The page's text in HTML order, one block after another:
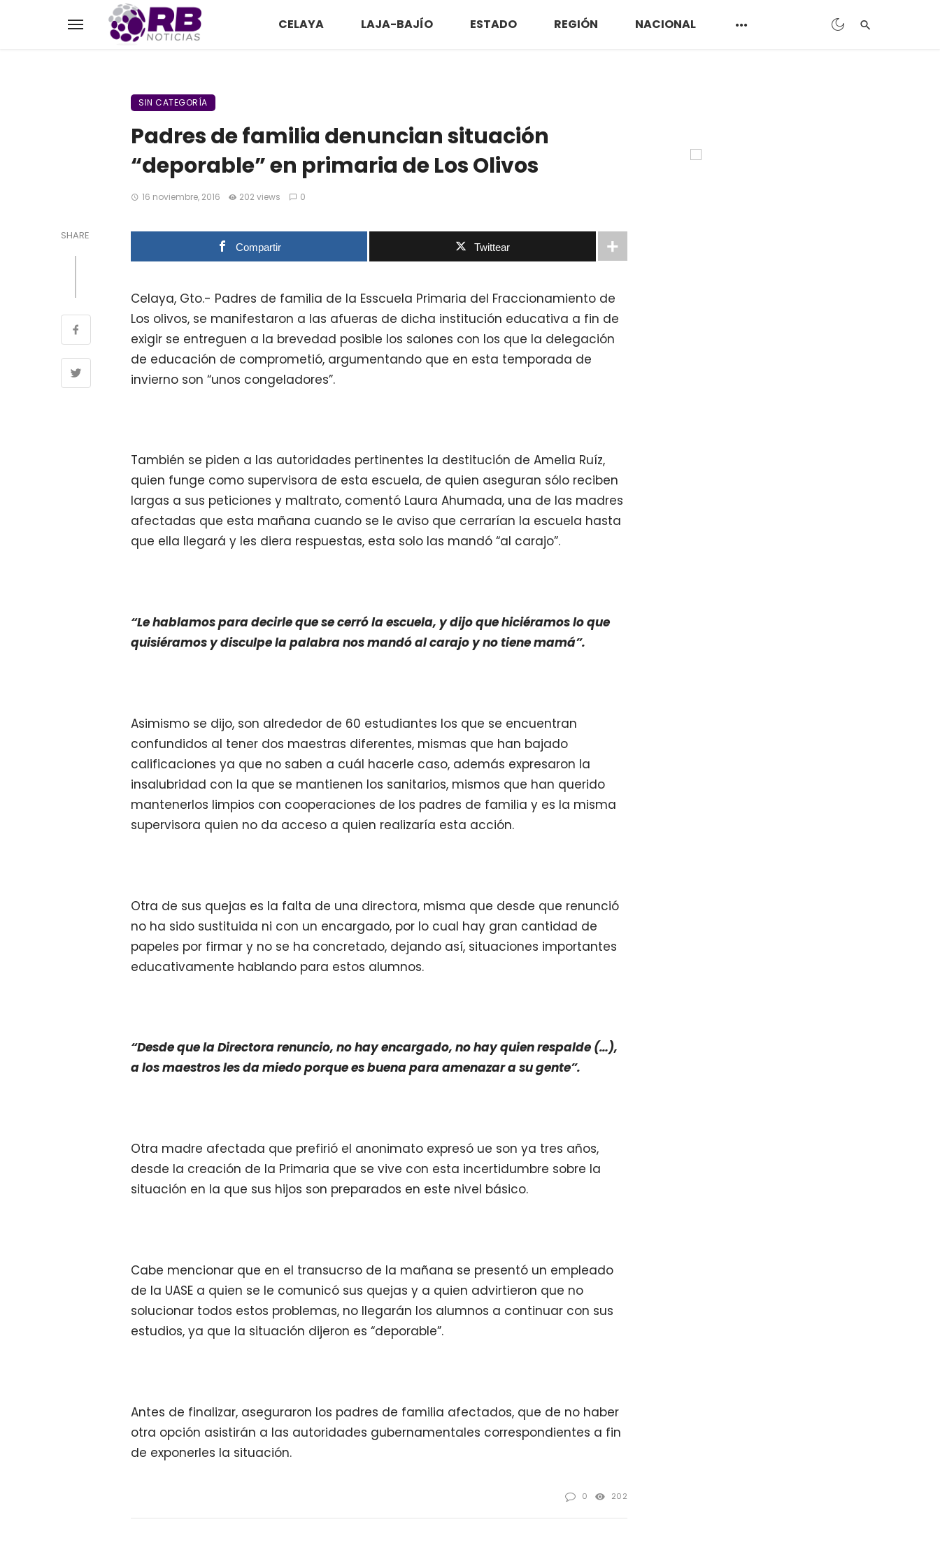
CELAYA LAJA-BAJÍO ESTADO REGIÓN NACIONAL
SIN CATEGORÍA
Padres de familia denuncian situación
“deporable” en primaria de Los Olivos
16 noviembre, 2016 202 views 0
SHARE
Compartir Twittear
Celaya, Gto.- Padres de familia de la Esscuela Primaria del Fraccionamiento de
Los olivos, se manifestaron a las afueras de dicha institución educativa a fin de
exigir se entreguen a la brevedad posible los salones con los que la delegación
de educación de comprometió, argumentando que en esta temporada de
invierno son “unos congeladores”.
También se piden a las autoridades pertinentes la destitución de Amelia Ruíz,
quien funge como supervisora de esta escuela, de quien aseguran sólo reciben
largas a sus peticiones y maltrato, comentó Laura Ahumada, una de las madres
afectadas que esta mañana cuando se le aviso que cerrarían la escuela hasta
que ella llegará y les diera respuestas, esta solo las mandó “al carajo”.
“Le hablamos para decirle que se cerró la escuela, y dijo que hiciéramos lo que
quisiéramos y disculpe la palabra nos mandó al carajo y no tiene mamá”.
Asimismo se dijo, son alrededor de 60 estudiantes los que se encuentran
confundidos al tener dos maestras diferentes, mismas que han bajado
calificaciones ya que no saben a cuál hacerle caso, además expresaron la
insalubridad con la que se mantienen los sanitarios, mismos que han querido
mantenerlos limpios con cooperaciones de los padres de familia y es la misma
supervisora quien no da acceso a quien realizaría esta acción.
Otra de sus quejas es la falta de una directora, misma que desde que renunció
no ha sido sustituida ni con un encargado, por lo cual hay gran cantidad de
papeles por firmar y no se ha concretado, dejando así, situaciones importantes
educativamente hablando para estos alumnos.
“Desde que la Directora renuncio, no hay encargado, no hay quien respalde (…),
a los maestros les da miedo porque es buena para amenazar a su gente”.
Otra madre afectada que prefirió el anonimato expresó ue son ya tres años,
desde la creación de la Primaria que se vive con esta incertidumbre sobre la
situación en la que sus hijos son preparados en este nivel básico.
Cabe mencionar que en el transucrso de la mañana se presentó un empleado
de la UASE a quien se le comunicó sus quejas y a quien advirtieron que no
solucionar todos estos problemas, no llegarán los alumnos a continuar con sus
estudios, ya que la situación dijeron es “deporable”.
Antes de finalizar, aseguraron los padres de familia afectados, que de no haber
otra opción asistirán a las autoridades gubernamentales correspondientes a fin
de exponerles la situación.
0 202